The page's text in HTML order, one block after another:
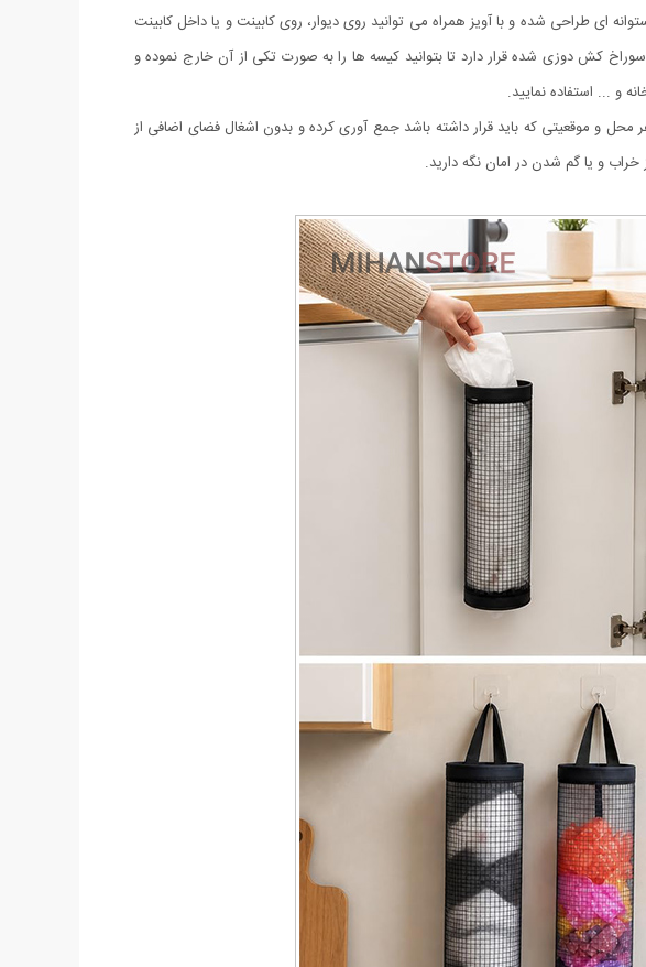
ای طراحی شده و با آویز همراه می توانید روی دیوار، روی کابینت و یا داخل کابینت
کش دوزی شده قرار دارد تا بتوانید کیسه ها را به صورت تکی از آن خارج نموده و
و ... استفاده نمایید.
محل و موقعیتی که باید قرار داشته باشد جمع آوری کرده و بدون اشغال فضای اضافی از
خراب و یا گم شدن در امان نگه دارید.